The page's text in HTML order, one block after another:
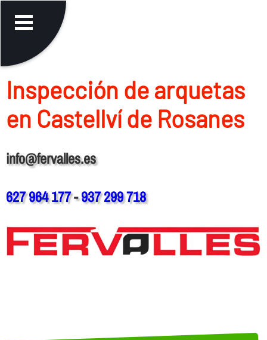
Inspección de arquetas
en Castellví de Rosanes
info@fervalles.es
627 964 177-937 299 718